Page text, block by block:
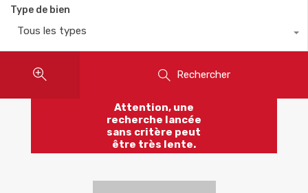
Type de bien
Tous les types
Rechercher
Attention, une
recherche lancée
sans critère peut
être très lente.